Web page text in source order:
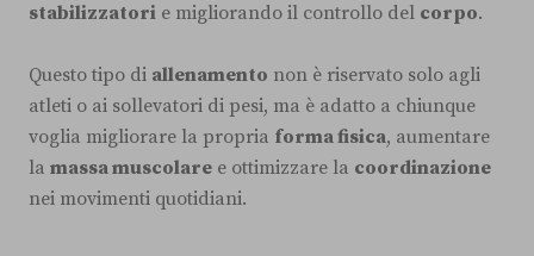
stabilizzatori e migliorando il controllo del corpo.
Questo tipo di allenamento non è riservato solo agli
atleti o ai sollevatori di pesi, ma è adatto a chiunque
voglia migliorare la propria forma fisica, aumentare
la massa muscolare e ottimizzare la coordinazione
nei movimenti quotidiani.